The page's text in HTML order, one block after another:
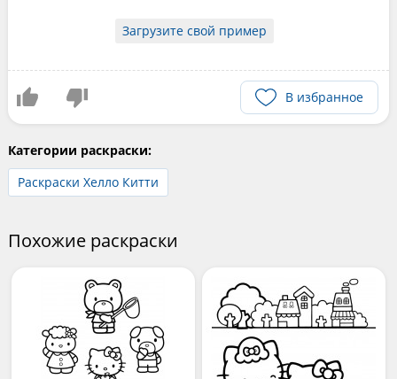
Загрузите свой пример
В избранное
Категории раскраски:
Раскраски Хелло Китти
Похожие раскраски